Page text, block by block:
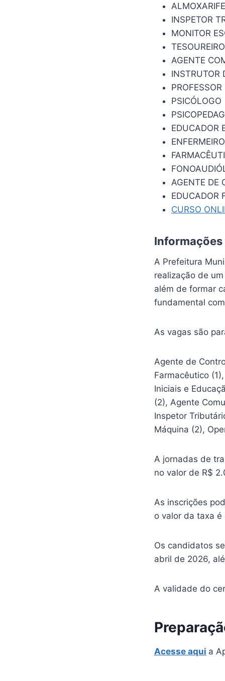
ALMOXARIFE
INSPETOR
MONITOR
TESOUREIRO
AGENTE
INSTRUTOR
PSICÓLOGO
EDUCADOR
ENFERMEIRO
AGENTE DE
EDUCADOR
CURSO
A Prefeitura
realização de
além de formar
fundamental
As vagas são
Agente de
Farmacêutico
Iniciais e
(2), Agente
Inspetor
Máquina (2),
A jornadas de
no valor de R$
As inscrições
o valor da taxa
Os candidatos
abril de 2026,
A validade do
Acesse aqui a